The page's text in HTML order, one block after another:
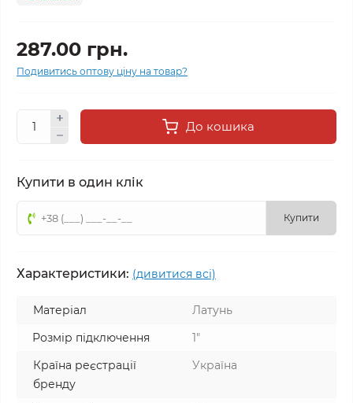
287.00 грн.
Подивитись оптову ціну на товар?
До кошика
Купити в один клік
Купити
Характеристики: (дивитися всі)
Матеріал
Латунь
Розмір підключення
1"
Країна реєстрації
бренду
Україна